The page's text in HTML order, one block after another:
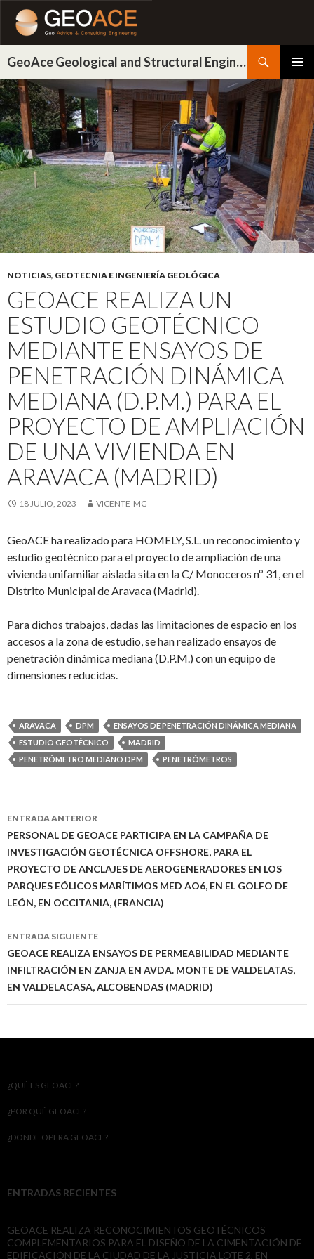
GeoAce Geological and Structural Engineering
MENÚ
AL
CONTENIDO
NOTICIAS, GEOTECNIA E INGENIERÍA GEOLÓGICA
GEOACE REALIZA UN
ESTUDIO GEOTÉCNICO
MEDIANTE ENSAYOS DE
PENETRACIÓN DINÁMICA
MEDIANA (D.P.M.) PARA EL
PROYECTO DE AMPLIACIÓN
DE UNA VIVIENDA EN
ARAVACA (MADRID)
18 JULIO, 2023 VICENTE-MG
GeoACE ha realizado para HOMELY, S.L. un reconocimiento y
estudio geotécnico para el proyecto de ampliación de una
vivienda unifamiliar aislada sita en la C/ Monoceros nº 31, en el
Distrito Municipal de Aravaca (Madrid).
Para dichos trabajos, dadas las limitaciones de espacio en los
accesos a la zona de estudio, se han realizado ensayos de
penetración dinámica mediana (D.P.M.) con un equipo de
dimensiones reducidas.
ARAVACA DPM
ENSAYOS DE PENETRACIÓN DINÁMICA MEDIANA
ESTUDIO GEOTÉCNICO
MADRID
PENETRÓMETRO MEDIANO DPM
PENETRÓMETROS
Ir
a
la
entrada
ENTRADA ANTERIOR
PERSONAL DE GEOACE PARTICIPA EN LA CAMPAÑA DE
INVESTIGACIÓN GEOTÉCNICA OFFSHORE, PARA EL
PROYECTO DE ANCLAJES DE AEROGENERADORES EN LOS
PARQUES EÓLICOS MARÍTIMOS MED AO6, EN EL GOLFO DE
LEÓN, EN OCCITANIA, (FRANCIA)
ENTRADA SIGUIENTE
GEOACE REALIZA ENSAYOS DE PERMEABILIDAD MEDIANTE
INFILTRACIÓN EN ZANJA EN AVDA. MONTE DE VALDELATAS,
EN VALDELACASA, ALCOBENDAS (MADRID)
¿QUÉ ES GEOACE?
¿POR QUÉ GEOACE?
¿DONDE OPERA GEOACE?
ENTRADAS RECIENTES
GEOACE REALIZA RECONOCIMIENTOS GEOTÉCNICOS
COMPLEMENTARIOS PARA EL DISEÑO DE LA CIMENTACIÓN DE
EDIFICACIÓN DE LA CIUDAD DE LA JUSTICIA LOTE 2, EN